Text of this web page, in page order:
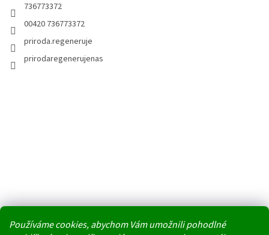
Používáme cookies, abychom Vám umožnili pohodlné
736773372
00420 736773372
priroda.regeneruje
prirodaregenerujenas